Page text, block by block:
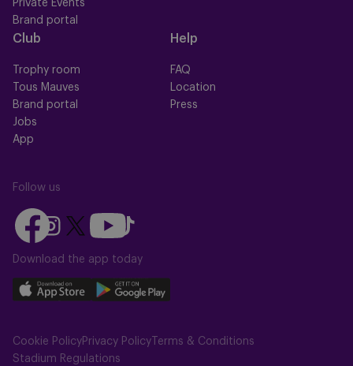
Private Events
Brand portal
Club
Trophy room
Tous Mauves
Brand portal
Jobs
App
Help
FAQ
Location
Press
Follow us
Follow
us
on
Follow
us
on
Instagram
Follow
on
X
(Twitter)
Follow
us
on
Follow
us
on
TikTok
Download the app today
Download
on
Download
on
Cookie PolicyPrivacy Policy Terms & Conditions
Stadium Regulations